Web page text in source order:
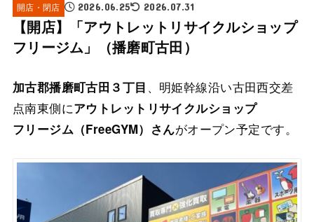
開店・閉店 2026.06.25 2026.07.31
【開店】「アウトレットリサイクルショップ
フリージム」（播磨町古田）
加古郡播磨町古田３丁目 、明姫幹線沿い古田西交差
点南東側にアウトレットリサイクルショップ
フリージム（FreeGYM）さんがオープン予定です。